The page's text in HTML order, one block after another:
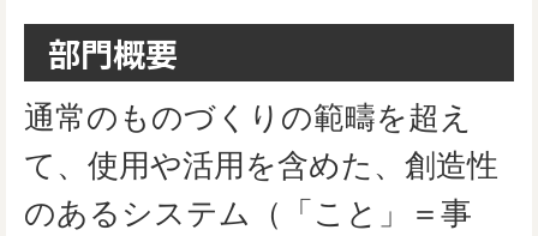
部門概要
通常のものづくりの範疇を超え
て、使用や活用を含めた、創造性
のあるシステム（「こと」＝事